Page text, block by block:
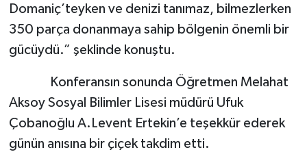
Domaniç’teyken ve denizi tanımaz, bilmezlerken
350 parça donanmaya sahip bölgenin önemli bir
gücüydü.” şeklinde konuştu.
Konferansın sonunda Öğretmen Melahat
Aksoy Sosyal Bilimler Lisesi müdürü Ufuk
Çobanoğlu A.Levent Ertekin’e teşekkür ederek
günün anısına bir çiçek takdim etti.